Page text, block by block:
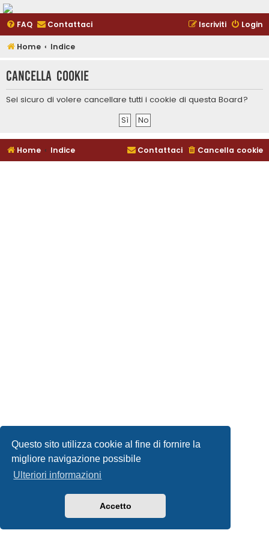
Questo sito utilizza cookie al fine di fornire la
migliore navigazione possibile
Ulteriori informazioni
Accetto
FAQ Contattaci Login
Iscriviti
Home Indice
Cancella cookie
Sei sicuro di volere cancellare tutti i cookie di questa Board?
Home Indice Cancella cookie
Contattaci